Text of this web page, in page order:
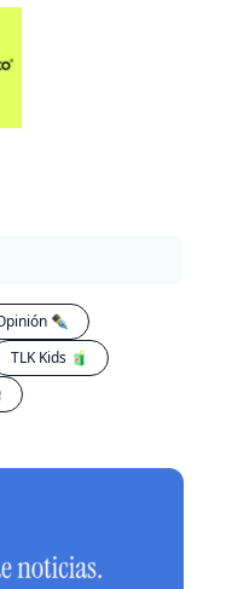
💎
✒️
TLK Kids 🧃